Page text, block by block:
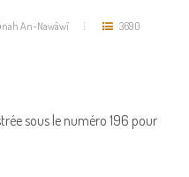
An-Nawâwî 3690
sous le numéro 196 pour